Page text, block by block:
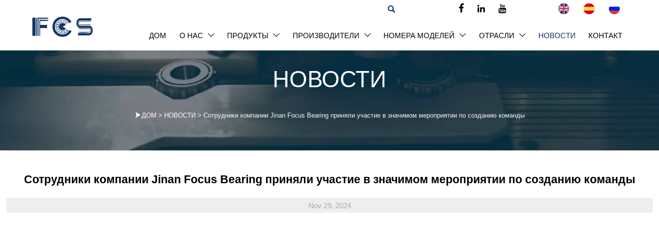
НОВОСТИ
 ДОМ > НОВОСТИ > Сотрудники компании Jinan Focus Bearing приняли участие в значимом мероприятии по созданию команды
Сотрудники компании Jinan Focus Bearing приняли участие в значимом мероприятии по созданию команды
Nov 29, 2024
   
ДОМ О НАС  ПРОДУКТЫ  ПРОИЗВОДИТЕЛИ  НОМЕРА МОДЕЛЕЙ  ОТРАСЛИ  НОВОСТИ КОНТАКТ